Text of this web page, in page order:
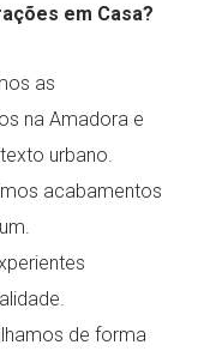
em Casa?
as
na Amadora e
urbano.
acabamentos
de forma